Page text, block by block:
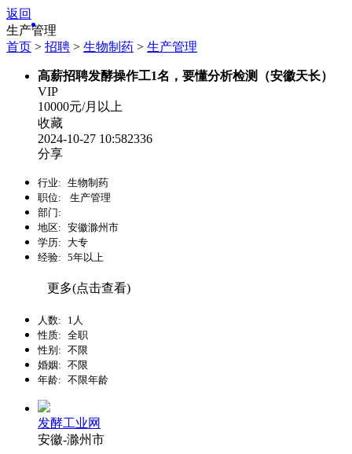
返回
生产管理
首页 > 招聘 > 生物制药 > 生产管理
高薪招聘发酵操作工1名，要懂分析检测（安徽天长）
VIP
10000元/月以上
收藏
2024-10-27 10:582336
分享
行业:
生物制药
职位:
生产管理
部门:
地区:
安徽滁州市
学历:
大专
经验:
5年以上
更多(点击查看)
人数:
1人
性质:
全职
性别:
不限
婚姻:
不限
年龄:
不限年龄
发酵工业网
安徽-滁州市